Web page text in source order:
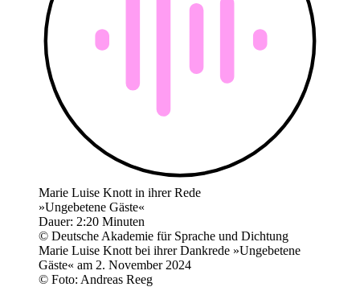
Marie Luise Knott in ihrer Rede
»Ungebetene Gäste«
Dauer: 2:20 Minuten
© Deutsche Akademie für Sprache und Dichtung
Marie Luise Knott bei ihrer Dankrede »Ungebetene
Gäste« am 2. November 2024
© Foto: Andreas Reeg